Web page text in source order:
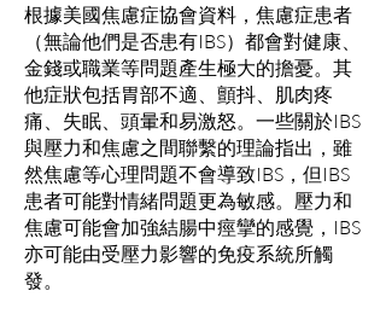
根據美國焦慮症協會資料，焦慮症患者
（無論他們是否患有IBS）都會對健康、
金錢或職業等問題產生極大的擔憂。其
他症狀包括胃部不適、顫抖、肌肉疼
痛、失眠、頭暈和易激怒。一些關於IBS
與壓力和焦慮之間聯繫的理論指出，雖
然焦慮等心理問題不會導致IBS，但IBS
患者可能對情緒問題更為敏感。壓力和
焦慮可能會加強結腸中痙攣的感覺，IBS
亦可能由受壓力影響的免疫系統所觸
發。